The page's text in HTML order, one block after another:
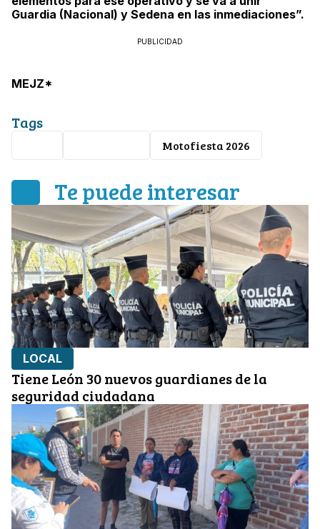
Guardia (Nacional) y Sedena en las inmediaciones”.
PUBLICIDAD
MEJZ*
Tags
Motofiesta 2026
Te puede interesar
LOCAL
Tiene León 30 nuevos guardianes de la
seguridad ciudadana